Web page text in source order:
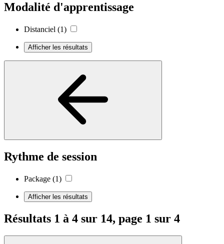
Modalité d'apprentissage
Distanciel (1)
Afficher les résultats
Rythme de session
Package (1)
Afficher les résultats
Résultats 1 à 4 sur 14, page 1 sur 4